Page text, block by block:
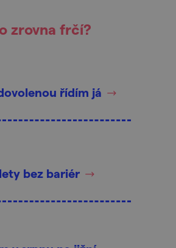
zrovna frčí?
řídím já
bez bariér